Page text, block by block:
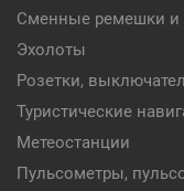
Сменные ремешки и
Эхолоты
Розетки,
Туристические
Метеостанции
Пульсометры,